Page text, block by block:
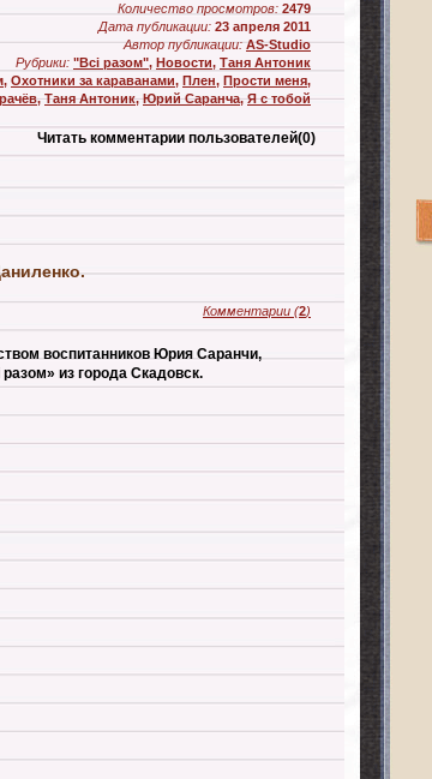
Количество просмотров: 2479
Дата публикации: 23 апреля 2011
Автор публикации: AS-Studio
Рубрики: "Всі разом", Новости, Таня Антоник
, Охотники за караванами, Плен, Прости меня,
,Таня Антоник,Юрий Саранча,Я с тобой
Читать комментарии пользователей(0)
Комментарии (2)
воспитанников Юрия Саранчи,
из города Скадовск.